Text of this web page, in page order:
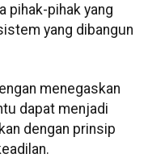
pihak-pihak yang
yang dibangun
menegaskan
dapat menjadi
dengan prinsip